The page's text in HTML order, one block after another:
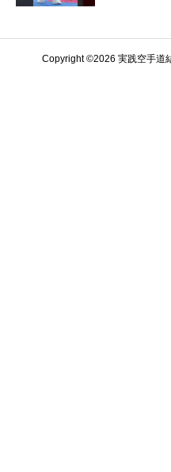
Copyright ©️2026 実践空手道